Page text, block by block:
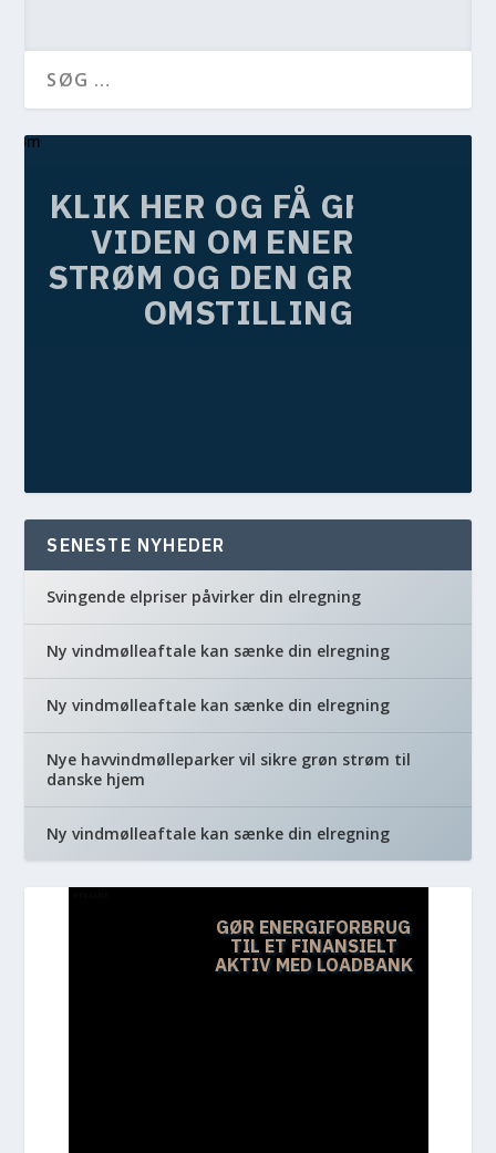
KLIK HER OG FÅ GRATIS
VIDEN OM ENERGI,
STRØM OG DEN GRØNNE
OMSTILLING
SENESTE NYHEDER
Svingende elpriser påvirker din elregning
Ny vindmølleaftale kan sænke din elregning
Ny vindmølleaftale kan sænke din elregning
Nye havvindmølleparker vil sikre grøn strøm til
danske hjem
Ny vindmølleaftale kan sænke din elregning
GØR ENERGIFORBRUG
TIL ET FINANSIELT
AKTIV MED LOADBANK